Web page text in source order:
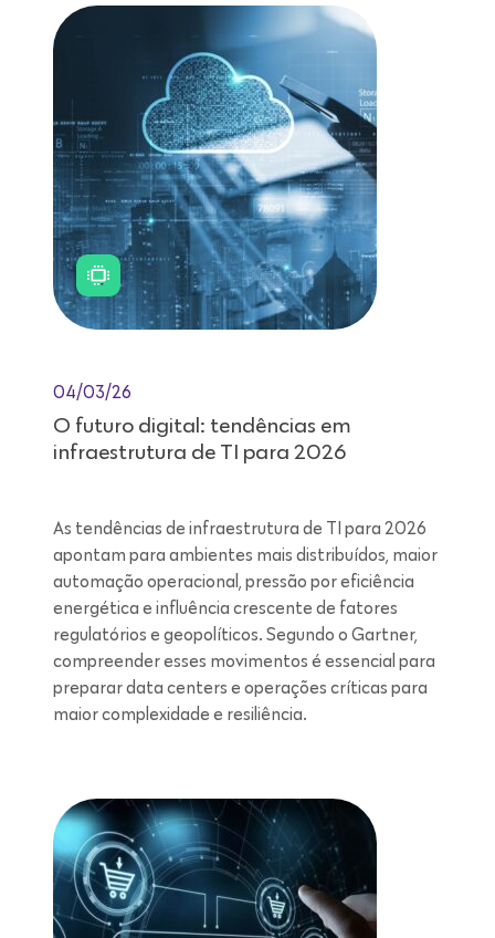
04/03/26
O futuro digital: tendências em
infraestrutura de TI para 2026
As tendências de infraestrutura de TI para 2026
apontam para ambientes mais distribuídos, maior
automação operacional, pressão por eficiência
energética e influência crescente de fatores
regulatórios e geopolíticos. Segundo o Gartner,
compreender esses movimentos é essencial para
preparar data centers e operações críticas para
maior complexidade e resiliência.